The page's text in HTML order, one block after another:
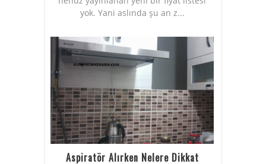
yok. Yani aslında şu an z...
Aspiratör Alırken Nelere Dikkat